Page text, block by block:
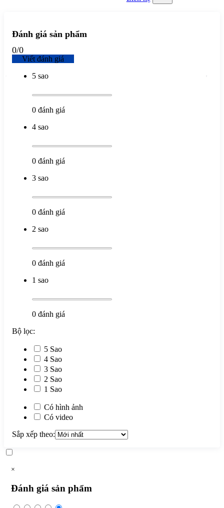
Đánh giá sản phẩm
0/0
Viết đánh giá
5 sao
0 đánh giá
4 sao
0 đánh giá
3 sao
0 đánh giá
2 sao
0 đánh giá
1 sao
0 đánh giá
Bộ lọc:
5 Sao
4 Sao
3 Sao
2 Sao
1 Sao
Có hình ảnh
Có video
Sắp xếp theo:
×
Đánh giá sản phẩm